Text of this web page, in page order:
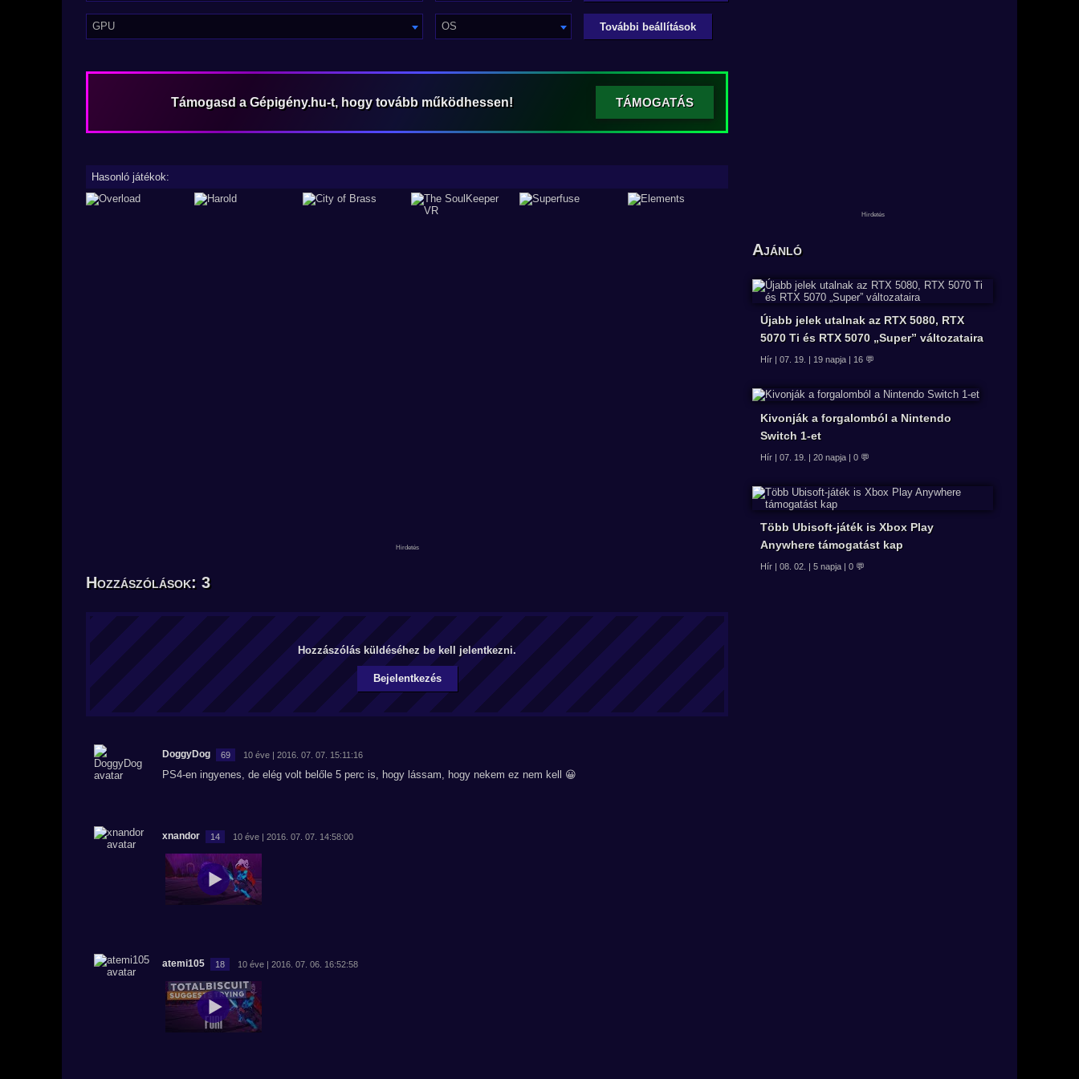
GPU OS További beállítások
Támogasd a Gépigény.hu-t, hogy tovább működhessen! TÁMOGATÁS
Hasonló játékok:
Hozzászólások: 3
Hozzászólás küldéséhez be kell jelentkezni.
Bejelentkezés
DoggyDog 69 10 éve | 2016. 07. 07. 15:11:16
PS4-en ingyenes, de elég volt belőle 5 perc is, hogy lássam, hogy nekem ez nem kell 😀
xnandor 14 10 éve | 2016. 07. 07. 14:58:00
atemi105 18 10 éve | 2016. 07. 06. 16:52:58
Ajánló
Újabb jelek utalnak az RTX 5080, RTX
5070 Ti és RTX 5070 „Super” változataira
Hír | 07. 19. | 19 napja | 16 💬
Kivonják a forgalomból a Nintendo
Switch 1-et
Hír | 07. 19. | 20 napja | 0 💬
Több Ubisoft-játék is Xbox Play
Anywhere támogatást kap
Hír | 08. 02. | 5 napja | 0 💬